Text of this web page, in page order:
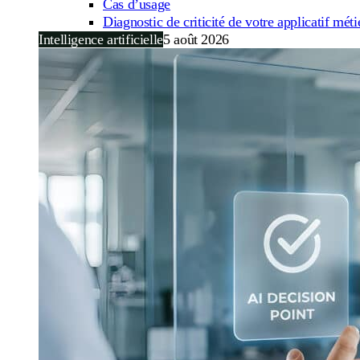
Cas d’usage
Diagnostic de criticité de votre applicatif
Intelligence artificielle5 août 2026